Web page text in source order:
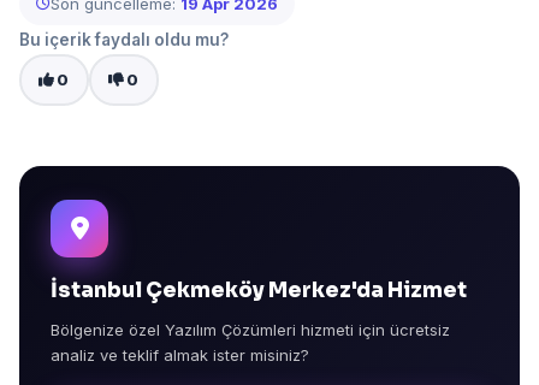
Bu içerik faydalı oldu mu?
0 0
İstanbul Çekmeköy Merkez'da Hizmet
Bölgenize özel Yazılım Çözümleri hizmeti için ücretsiz
analiz ve teklif almak ister misiniz?